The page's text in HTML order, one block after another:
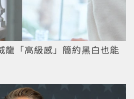
龍「高級感」簡約黑白也能